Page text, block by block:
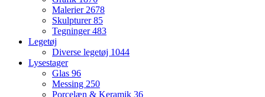
Malerier2678
Skulpturer85
Tegninger483
Legetøj
Diverse legetøj 1044
Lysestager
Glas 96
Messing 250
Porcelæn & Keramik 36